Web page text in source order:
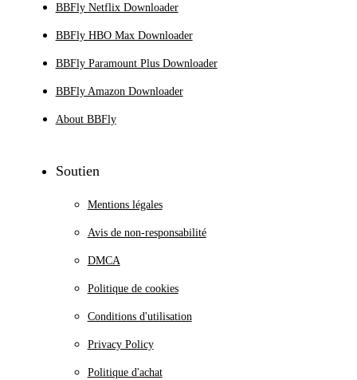
BBFly Netflix Downloader
BBFly HBO Max Downloader
BBFly Paramount Plus Downloader
BBFly Amazon Downloader
About BBFly
Soutien
Mentions légales
Avis de non-responsabilité
DMCA
Politique de cookies
Conditions d'utilisation
Privacy Policy
Politique d'achat